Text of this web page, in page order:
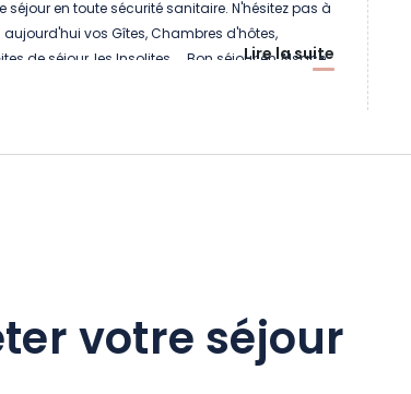
séjour en toute sécurité sanitaire. N'hésitez pas à
aujourd'hui vos Gîtes, Chambres d'hôtes,
de séjour, les Insolites.... Bon séjour en Alsace
Lire la suite
votre séjour